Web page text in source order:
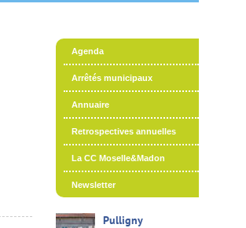
Agenda
Arrêtés municipaux
Annuaire
Retrospectives annuelles
La CC Moselle&Madon
Newsletter
Pulligny